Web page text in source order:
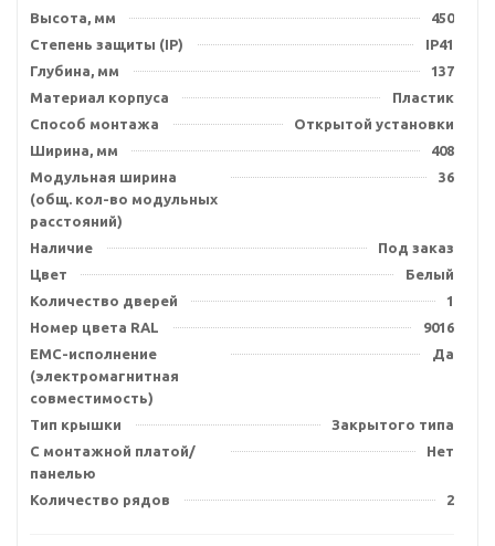
Высота, мм
450
Степень защиты (IP)
IP41
Глубина, мм
137
Материал корпуса
Пластик
Способ монтажа
Открытой установки
Ширина, мм
408
Модульная ширина
(общ. кол-во модульных
расстояний)
36
Наличие
Под заказ
Цвет
Белый
Количество дверей
1
Номер цвета RAL
9016
EMC-исполнение
(электромагнитная
совместимость)
Да
Тип крышки
Закрытого типа
С монтажной платой/
панелью
Нет
Количество рядов 2